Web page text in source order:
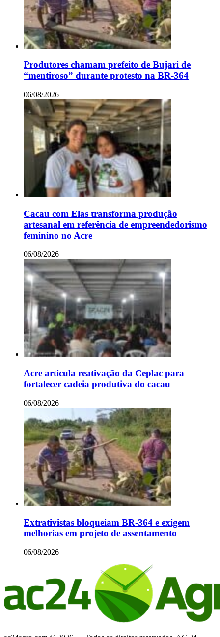
Produtores chamam prefeito de Bujari de
“mentiroso” durante protesto na BR-364
06/08/2026
Cacau com Elas transforma produção
artesanal em referência de empreendedorismo
feminino no Acre
06/08/2026
Acre articula reativação da Ceplac para
fortalecer cadeia produtiva do cacau
06/08/2026
Extrativistas bloqueiam BR-364 e exigem
melhorias em projeto de assentamento
06/08/2026